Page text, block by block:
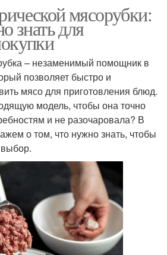
мясорубки:
знать для
– незаменимый помощник в
позволяет быстро и
мясо для приготовления блюд.
модель, чтобы она точно
и не разочаровала? В
о том, что нужно знать, чтобы